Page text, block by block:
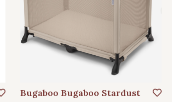
Bugaboo Bugaboo Stardust